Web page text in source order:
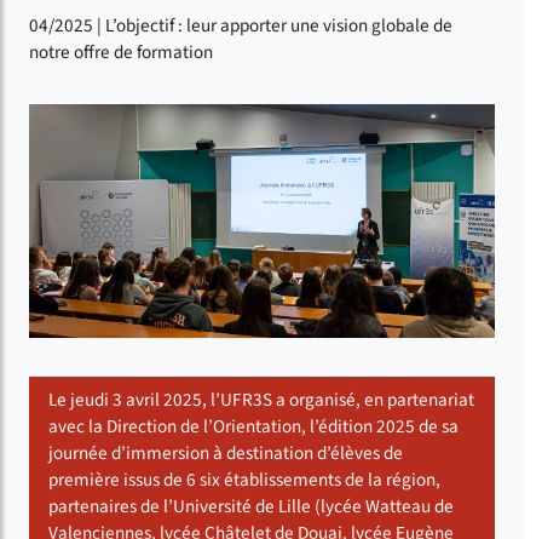
04/2025 | L’objectif : leur apporter une vision globale de
notre offre de formation
Le jeudi 3 avril 2025, l’UFR3S a organisé, en partenariat
avec la Direction de l’Orientation, l’édition 2025 de sa
journée d’immersion à destination d’élèves de
première issus de 6 six établissements de la région,
partenaires de l’Université de Lille (lycée Watteau de
Valenciennes, lycée Châtelet de Douai, lycée Eugène